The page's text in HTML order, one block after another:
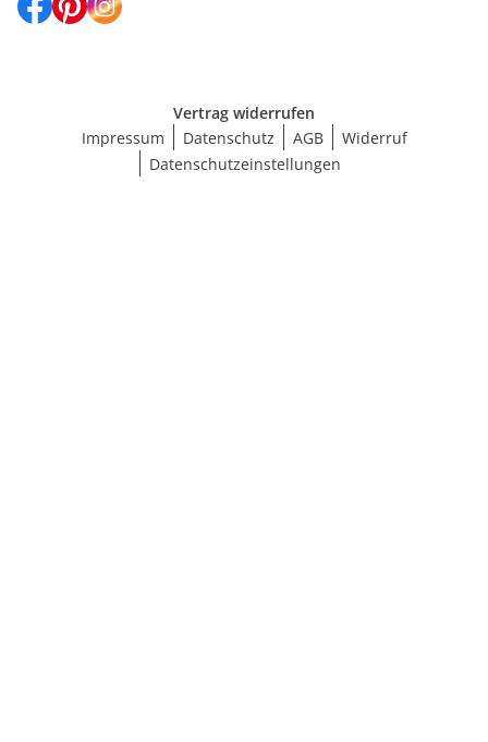
Vertrag widerrufen
Impressum
Datenschutz AGB
Widerruf
Datenschutzeinstellungen